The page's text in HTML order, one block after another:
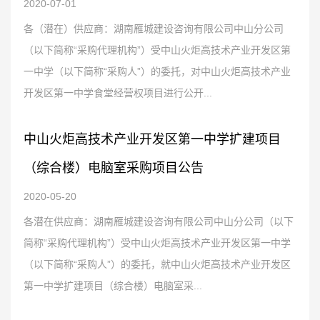
2020-07-01
各（潜在）供应商：湖南雁城建设咨询有限公司中山分公司
（以下简称“采购代理机构”）受中山火炬高技术产业开发区第
一中学（以下简称“采购人”）的委托，对中山火炬高技术产业
开发区第一中学食堂经营权项目进行公开...
中山火炬高技术产业开发区第一中学扩建项目
（综合楼）电脑室采购项目公告
2020-05-20
各潜在供应商：湖南雁城建设咨询有限公司中山分公司（以下
简称“采购代理机构”）受中山火炬高技术产业开发区第一中学
（以下简称“采购人”）的委托，就中山火炬高技术产业开发区
第一中学扩建项目（综合楼）电脑室采...